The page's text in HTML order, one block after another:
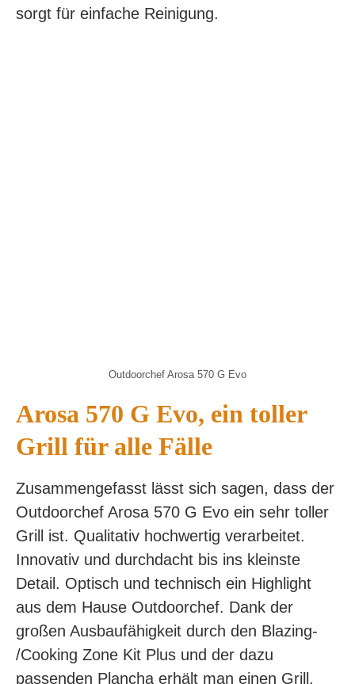
sorgt für einfache Reinigung.
Outdoorchef Arosa 570 G Evo
Arosa 570 G Evo, ein toller
Grill für alle Fälle
Zusammengefasst lässt sich sagen, dass der
Outdoorchef Arosa 570 G Evo ein sehr toller
Grill ist. Qualitativ hochwertig verarbeitet.
Innovativ und durchdacht bis ins kleinste
Detail. Optisch und technisch ein Highlight
aus dem Hause Outdoorchef. Dank der
großen Ausbaufähigkeit durch den Blazing-
/Cooking Zone Kit Plus und der dazu
passenden Plancha erhält man einen Grill,